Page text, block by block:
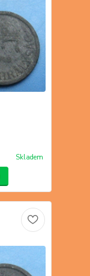
Skladem